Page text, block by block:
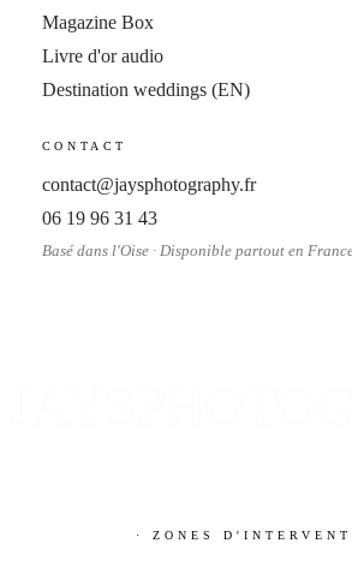
Magazine Box
Livre d'or audio
Destination weddings (EN)
CONTACT
contact@jaysphotography.fr
06 19 96 31 43
Basé dans l'Oise · Disponible partout en
· ZONES